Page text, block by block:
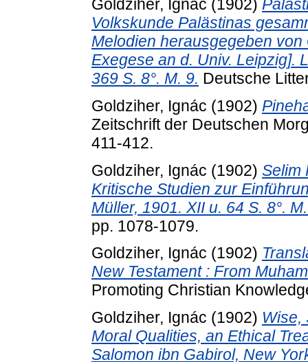
Goldziher, Ignác (1902)
Volkskunde Palästinas
Melodien herausgegeben
Exegese an d. Univ. Leipzig].
369 S. 8°. M. 9. Deutsche
Goldziher, Ignác (1902)
Zeitschrift der Deutschen
411-412.
Goldziher, Ignác (1902) Selim
Kritische Studien zur
Müller, 1901. XII u. 64 S. 8°.
pp. 1078-1079.
Goldziher, Ignác (1902)
New Testament : From
Promoting Christian
Goldziher, Ignác (1902) Wise,
Moral Qualities, an Ethical
Salomon ibn Gabirol, New